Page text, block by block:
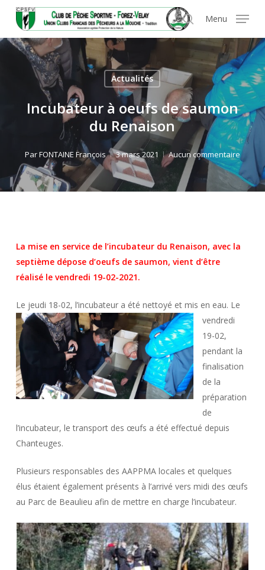
Panneau de gestion des cookies
main
content
search
Menu
Actualités
Incubateur à oeufs de saumon
du Renaison
ParFONTAINE François 3 mars 2021 Aucun commentaire
La mise en service de l’incubateur du Renaison, avec la
septième dépose d’oeufs de saumon, vient d’être
réalisé le vendredi 19-02-2021.
Le jeudi 18-02, l’incubateur a été nettoyé et mis en eau. Le
vendredi
19-02,
pendant la
finalisation
de la
préparation
de
l’incubateur, le transport des œufs a été effectué depuis
Chanteuges.
Plusieurs responsables des AAPPMA locales et quelques
élus étaient également présents à l’arrivé vers midi des œufs
au Parc de Beaulieu afin de mettre en charge l’incubateur.